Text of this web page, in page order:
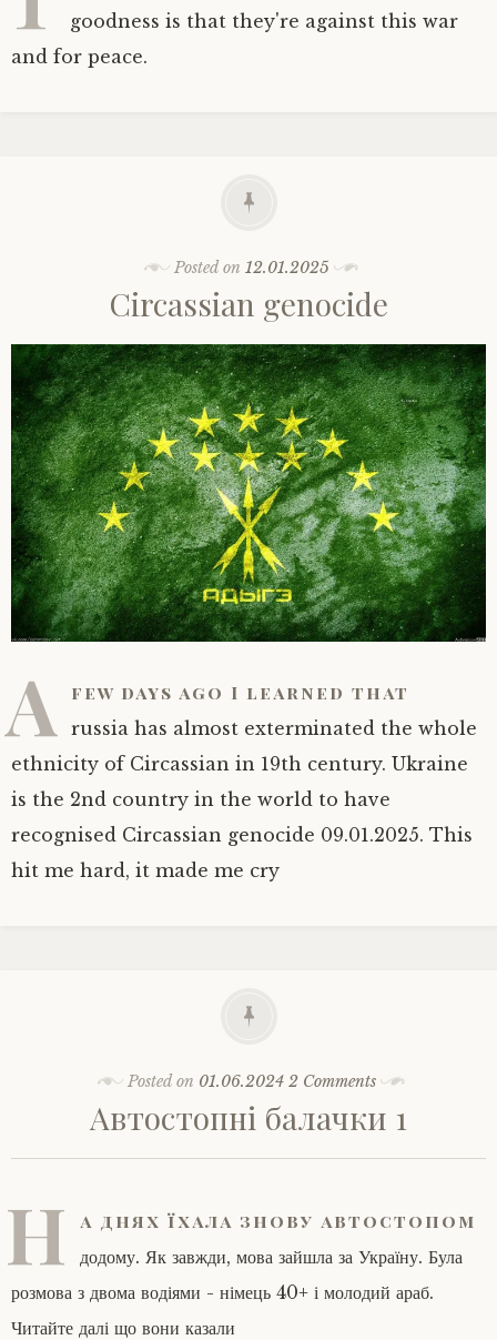
goodness is that they're against this war
and for peace.
Posted on12.01.2025
Circassian genocide
A few days ago I learned that
russia has almost exterminated the whole
ethnicity of Circassian in 19th century. Ukraine
is the 2nd country in the world to have
recognised Circassian genocide 09.01.2025. This
hit me hard, it made me cry
Posted on 01.06.2024 2 Comments
Автостопні балачки 1
Н а днях їхала знову автостопом
додому. Як завжди, мова зайшла за Україну. Була
розмова з двома водіями - німець 40+ і молодий араб.
Читайте далі що вони казали